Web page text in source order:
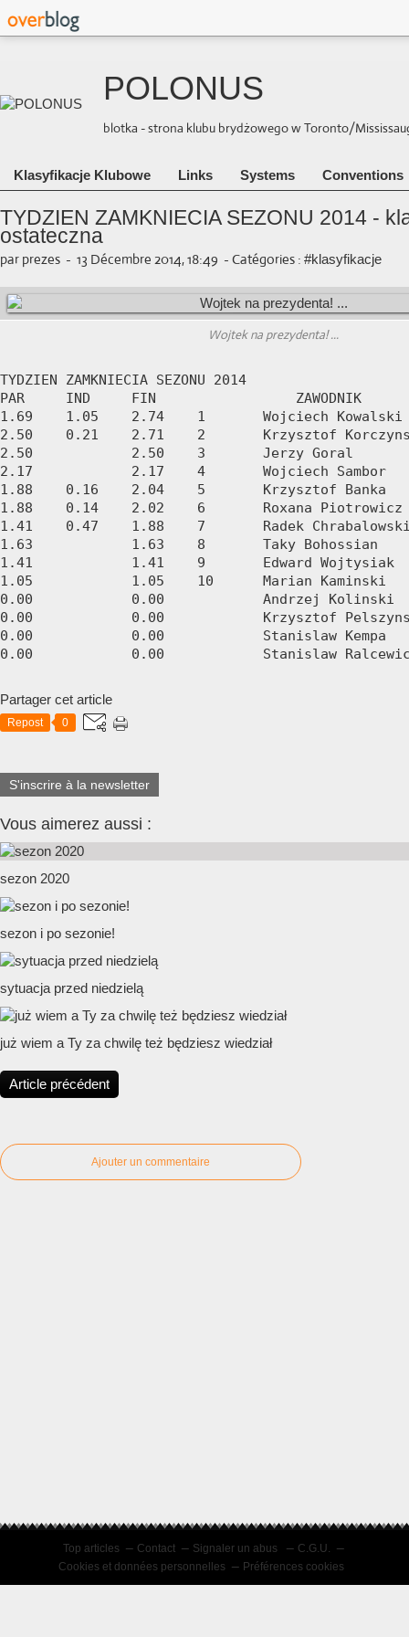
POLONUS
blotka - strona klubu brydżowego w Toronto/
Klasyfikacje Klubowe Links Systems Conventions
TYDZIEN ZAMKNIECIA SEZONU 2014 -
ostateczna
par prezes - 13 Décembre 2014, 18:49 - Catégories : #klasyfikacje
Wojtek na prezydenta! ...
TYDZIEN ZAMKNIECIA SEZONU 2014
PAR	IND	FIN		    ZAWODNIK
1.69	1.05	2.74	1	Wojciech Kowalski
2.50	0.21	2.71	2	Krzysztof Korczynski
2.50		2.50	3	Jerzy Goral
2.17		2.17	4	Wojciech Sambor
1.88	0.16	2.04	5	Krzysztof Banka
1.88	0.14	2.02	6	Roxana Piotrowicz
1.41	0.47	1.88	7	Radek Chrabalowski
1.63		1.63	8	Taky Bohossian
1.41		1.41	9	Edward Wojtysiak
1.05		1.05	10	Marian Kaminski
0.00		0.00		Andrzej Kolinski
0.00		0.00		Krzysztof Pelszynski
0.00		0.00		Stanislaw Kempa
Partager cet article
Repost 0
S'inscrire à la newsletter
Vous aimerez aussi :
sezon 2020
sezon i po sezonie!
sytuacja przed niedzielą
już wiem a Ty za chwilę też będziesz wiedział
Article précédent
Ajouter un commentaire
Top articles Contact Signaler un abus
C.G.U.
Cookies et données personnelles
Préférences cookies